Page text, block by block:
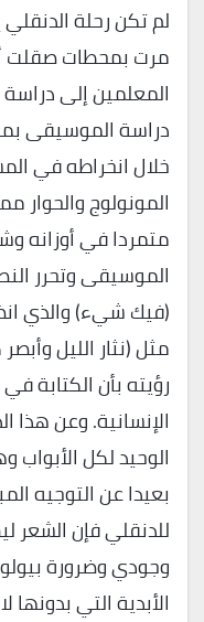
لم تكن رحلة
مرت بمحطات صقلت
المعلمين إلى
دراسة الموسيقى
خلال انخراطه في
المونولوج والحوار
متمردا في أوزانه
الموسيقى وتحرر
(فيك شيء) والذي
مثل (نثار الليل
رؤيته بأن الكتابة
الإنسانية. وعن هذا
الوحيد لكل الأبواب
بعيدا عن التوجيه
للدنقلي فإن
وجودي وضرورة
الأبدية التي